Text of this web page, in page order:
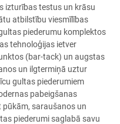
izturības testus un krāsu
atbilstību viesmīlības
piederumu komplektos
tehnoloģijas ietver
(bar-tack) un augstas
un ilgtermiņā uztur
gultas piederumiem
pabeigšanas
saraušanos un
piederumi saglabā savu